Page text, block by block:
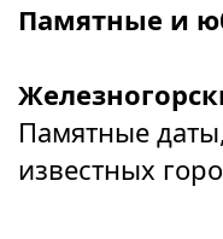
Памятные и
Памятные
известных